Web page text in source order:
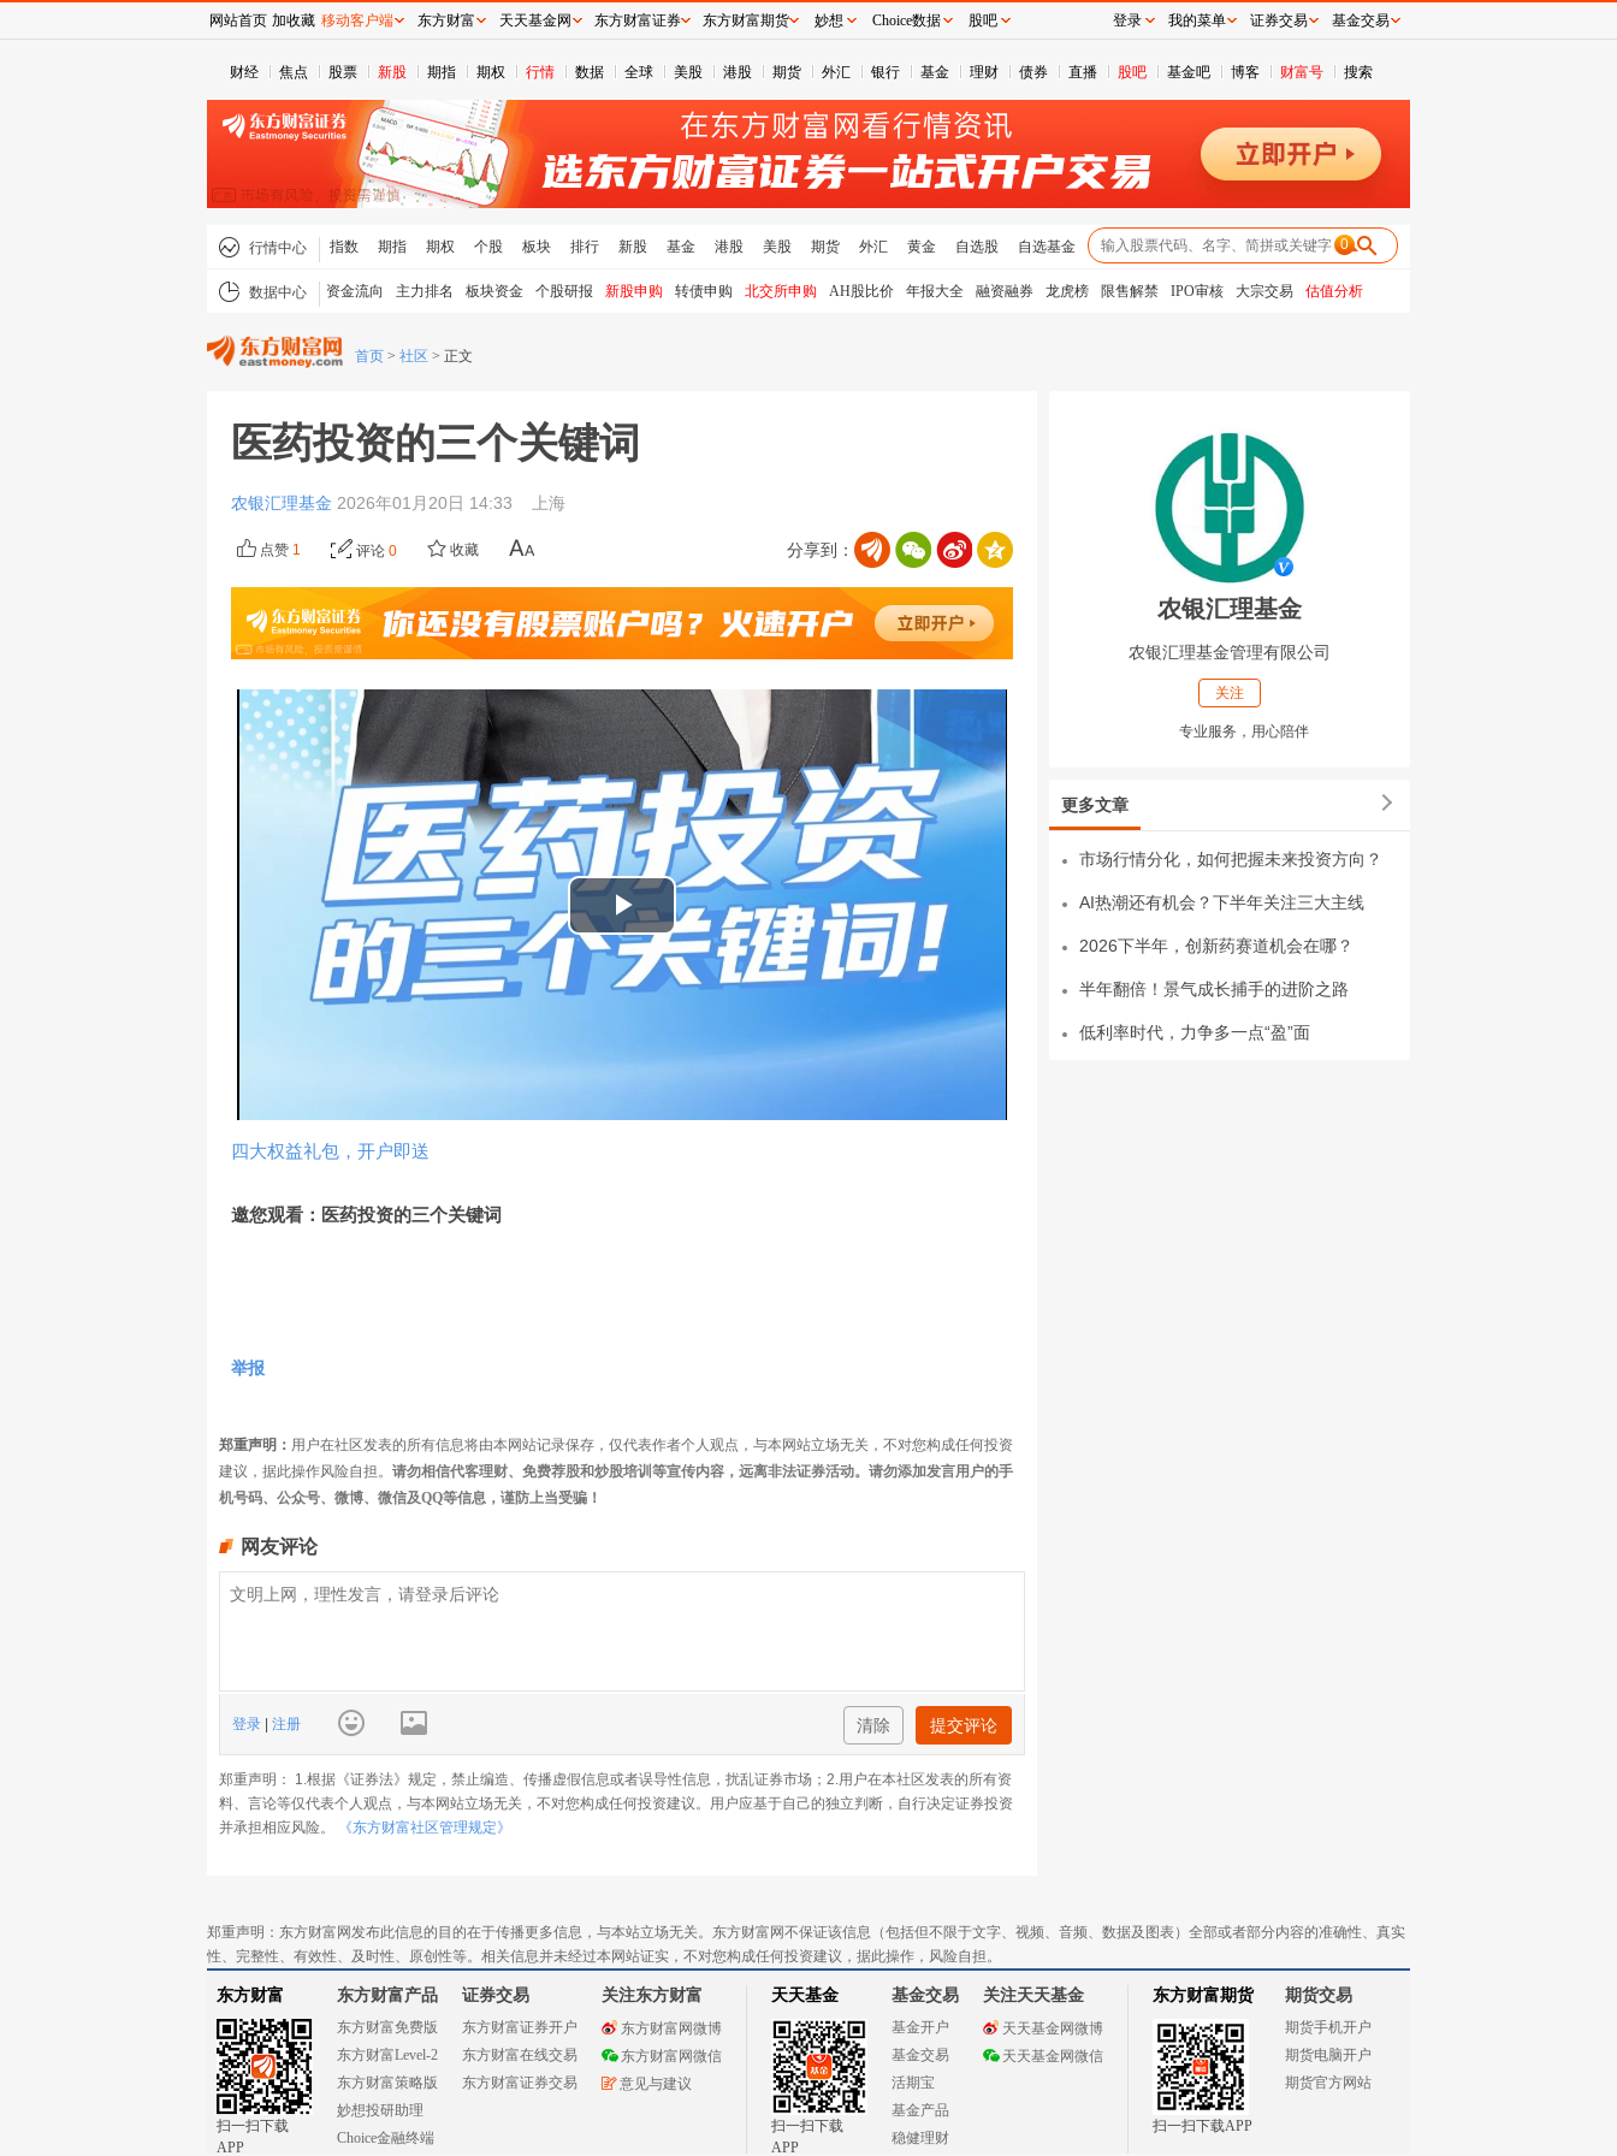
财经 焦点 股票 新股 期指 期权 行情 数据 全球 美股 港股 期货 外汇 银行 基金 理财 债券 直播 股吧 基金吧 博客 财富号 搜索
行情中心 指数 期指 期权 个股 板块 排行 新股 基金 港股 美股 期货 外汇 黄金 自选股 自选基金 0
数据中心 资金流向 主力排名 板块资金 个股研报 新股申购 转债申购 北交所申购 AH股比价 年报大全 融资融券 龙虎榜 限售解禁 IPO审核 大宗交易 估值分析
首页 > 社区 > 正文
医药投资的三个关键词
农银汇理基金 2026年01月20日 14:33 上海
分享到：
点赞 1 评论 0 收藏
播
放
四大权益礼包，开户即送
邀您观看：医药投资的三个关键词
举报
郑重声明： 用户在社区发表的所有信息将由本网站记录保存，仅代表作者个人观点，与本网站立场无关，不对您构成任何投资
建议，据此操作风险自担。 请勿相信代客理财、免费荐股和炒股培训等宣传内容，远离非法证券活动。请勿添加发言用户的手
机号码、公众号、微博、微信及QQ等信息，谨防上当受骗！
网友评论
登录 注册 清除 提交评论
郑重声明： 1.根据《证券法》规定，禁止编造、传播虚假信息或者误导性信息，扰乱证券市场；2.用户在本社区发表的所有资
料、言论等仅代表个人观点，与本网站立场无关，不对您构成任何投资建议。用户应基于自己的独立判断，自行决定证券投资
并承担相应风险。
《东方财富社区管理规定》
农银汇理基金
农银汇理基金管理有限公司
关注
专业服务，用心陪伴
更多文章
市场行情分化，如何把握未来投资方向？
AI热潮还有机会？下半年关注三大主线
2026下半年，创新药赛道机会在哪？
半年翻倍！景气成长捕手的进阶之路
低利率时代，力争多一点“盈”面
郑重声明：东方财富网发布此信息的目的在于传播更多信息，与本站立场无关。东方财富网不保证该信息（包括但不限于文字、视频、音频、数据及图表）全部或者部分内容的准确性、真实
性、完整性、有效性、及时性、原创性等。相关信息并未经过本网站证实，不对您构成任何投资建议，据此操作，风险自担。
东方财富
扫一扫下载
APP
东方财富产品
东方财富免费版
东方财富Level-2
东方财富策略版
妙想投研助理
Choice金融终端
证券交易
东方财富证券开户
东方财富在线交易
东方财富证券交易
关注东方财富
东方财富网微博
东方财富网微信
意见与建议
天天基金
扫一扫下载
APP
基金交易
基金开户
基金交易
活期宝
基金产品
稳健理财
关注天天基金
天天基金网微博
天天基金网微信
东方财富期货
扫一扫下载APP
期货交易
期货手机开户
期货电脑开户
期货官方网站
网站首页 加收藏 移动客户端 东方财富 天天基金网 东方财富证券 东方财富期货 妙想 Choice数据 股吧 登录 我的菜单 证券交易 基金交易